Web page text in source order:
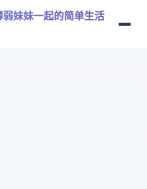
妹妹一起的简单生活